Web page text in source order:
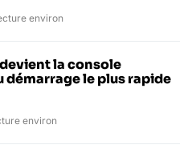
environ
la console
démarrage le plus rapide
environ